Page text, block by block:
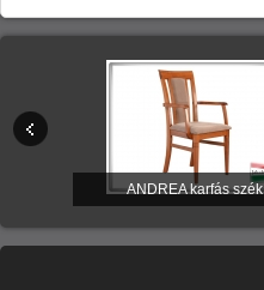
ANDREA karfás szék